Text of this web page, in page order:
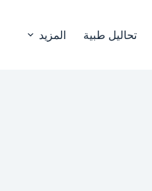
تحاليل طبية المزيد